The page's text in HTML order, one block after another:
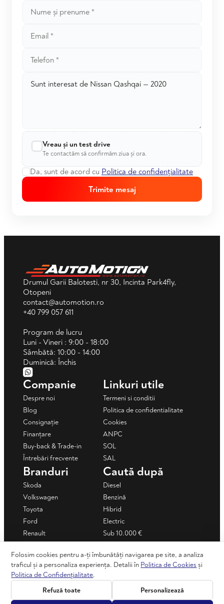
Vreau și un test drive
Te contactăm să confirmăm ziua și ora.
Da, sunt de acord cu Politica de confidențialitate
Trimite mesaj
Drumul Garii Balotesti, nr 30, Incinta Park4fly,
Otopeni
contact@automotion.ro
+40 799 057 611
Program de lucru
Luni - Vineri : 9:00 - 18:00
Sâmbătă: 10:00 - 14:00
Duminică: Închis
Companie
Despre noi
Blog
Consignație
Finanțare
Buy-back & Trade-in
Întrebări frecvente
Linkuri utile
Termeni si conditii
Politica de confidentialitate
Cookies
ANPC
SOL
SAL
Branduri
Skoda
Volkswagen
Toyota
Ford
Renault
Dacia
+ Vezi toate
Caută după
Diesel
Benzină
Hibrid
Electric
Sub 10.000 €
Mașini în rate
Folosim cookies pentru a-ți îmbunătăți navigarea pe site, a analiza
traficul și a personaliza experiența. Detalii în Politica de Cookies și
Politica de Confidențialitate.
Refuză toate
Personalizează